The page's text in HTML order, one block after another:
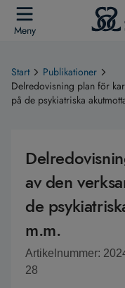
Meny
Start
Publikationer
Delredovisning plan för
på de psykiatriska
av den
de
m.m.
Artikelnummer:
28